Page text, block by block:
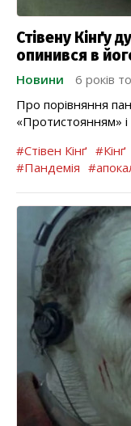
Стівену Кінґу
опинився в
Новини
6 років
Про порівняння
«Протистоянням» і
#Стівен Кінґ #Кінґ
#Пандемія